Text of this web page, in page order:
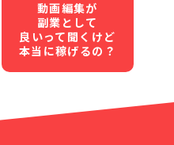
動画編集が
副業として
良いって聞くけど
本当に稼げるの？